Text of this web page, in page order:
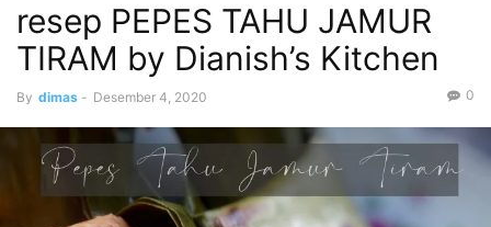
resep PEPES TAHU JAMUR
TIRAM by Dianish’s Kitchen
By dimas - Desember 4, 2020 0